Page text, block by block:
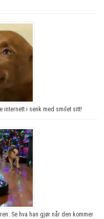
internett i senk med smilet sitt!
Se hva han gjør når den kommer